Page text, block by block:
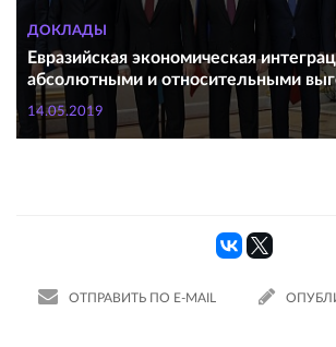
ДОКЛАДЫ
Евразийская экономическая
абсолютными и относительными
14.05.2019
ОТПРАВИТЬ ПО E-MAIL